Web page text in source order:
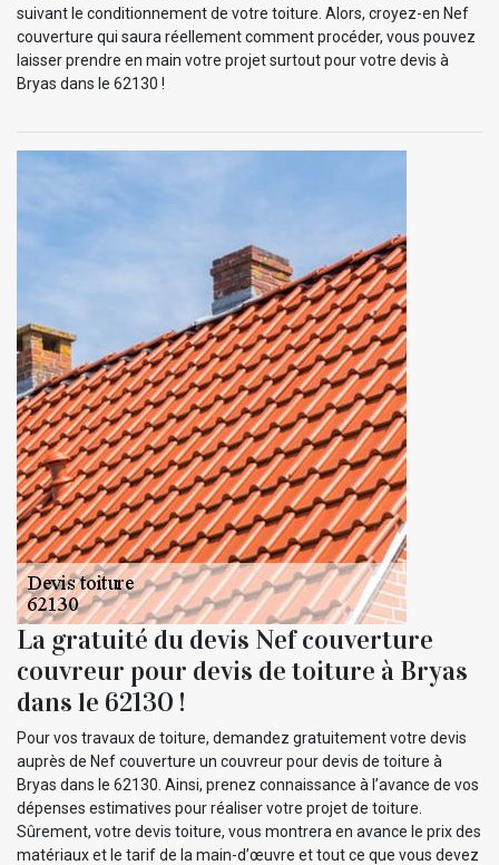
suivant le conditionnement de votre toiture. Alors, croyez-en Nef
couverture qui saura réellement comment procéder, vous pouvez
laisser prendre en main votre projet surtout pour votre devis à
Bryas dans le 62130 !
La gratuité du devis Nef couverture
couvreur pour devis de toiture à Bryas
dans le 62130 !
Pour vos travaux de toiture, demandez gratuitement votre devis
auprès de Nef couverture un couvreur pour devis de toiture à
Bryas dans le 62130. Ainsi, prenez connaissance à l’avance de vos
dépenses estimatives pour réaliser votre projet de toiture.
Sûrement, votre devis toiture, vous montrera en avance le prix des
matériaux et le tarif de la main-d’œuvre et tout ce que vous devez